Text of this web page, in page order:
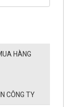
HÀNG
CÔNG TY